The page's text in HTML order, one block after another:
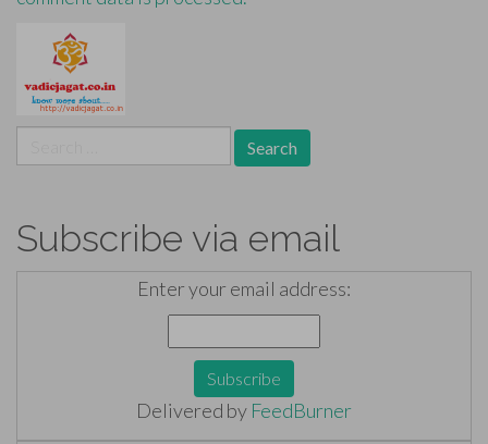
for:
Subscribe via email
Enter your email address:
Delivered by FeedBurner